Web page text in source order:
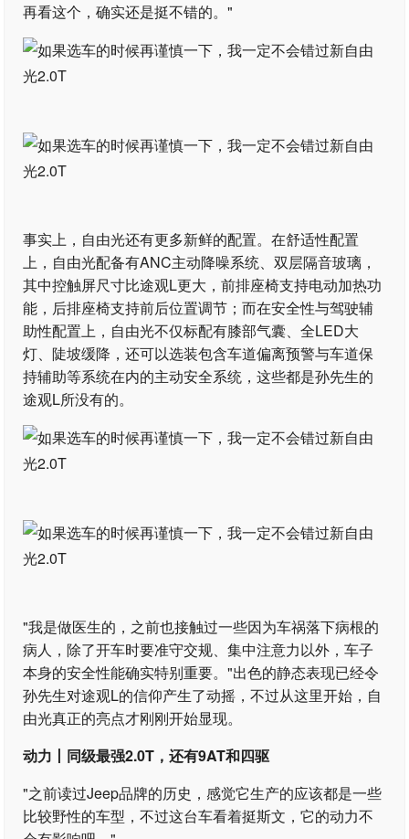
再看这个，确实还是挺不错的。"
事实上，自由光还有更多新鲜的配置。在舒适性配置
上，自由光配备有ANC主动降噪系统、双层隔音玻璃，
其中控触屏尺寸比途观L更大，前排座椅支持电动加热功
能，后排座椅支持前后位置调节；而在安全性与驾驶辅
助性配置上，自由光不仅标配有膝部气囊、全LED大
灯、陡坡缓降，还可以选装包含车道偏离预警与车道保
持辅助等系统在内的主动安全系统，这些都是孙先生的
途观L所没有的。
"我是做医生的，之前也接触过一些因为车祸落下病根的
病人，除了开车时要准守交规、集中注意力以外，车子
本身的安全性能确实特别重要。"出色的静态表现已经令
孙先生对途观L的信仰产生了动摇，不过从这里开始，自
由光真正的亮点才刚刚开始显现。
动力丨同级最强2.0T，还有9AT和四驱
"之前读过Jeep品牌的历史，感觉它生产的应该都是一些
比较野性的车型，不过这台车看着挺斯文，它的动力不